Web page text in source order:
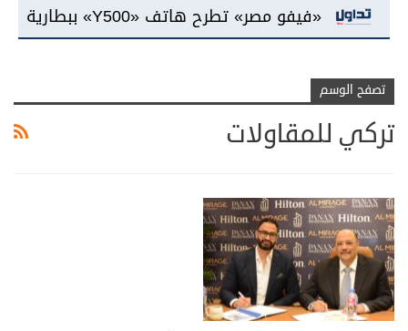
«فيفو مصر» تطرح هاتف «Y500» ببطارية سعة 8100 مللي أمبير وشاشة «AMOLED»
تصفح الوسم
تركي للمقاولات